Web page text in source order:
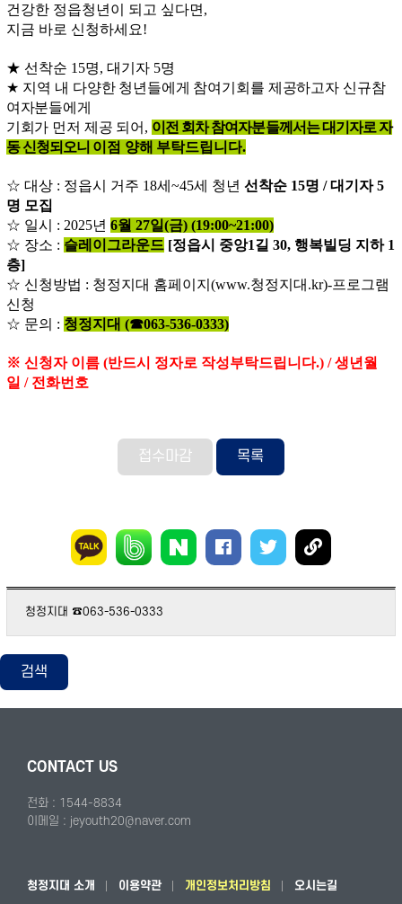
건강한 정읍청년이 되고 싶다면,
지금 바로 신청하세요!
★ 선착순 15명, 대기자 5명
★ 지역 내 다양한 청년들에게 참여기회를 제공하고자 신규참
여자분들에게
기회가 먼저 제공 되어 , 이전 회차 참여자분들께서는 대기자로 자
동 신청되오니 이점 양해 부탁드립니다.
☆ 대상 : 정읍시 거주 18세 ~45세 청년 선착순 15명 /대기자5
명 모집
☆ 일시 : 2025년 6월 27일(금) (19:00~21:00)
☆ 장소 : 슬레이그라운드[정읍시 중앙1길 30, 행복빌딩 지하 1
층]
☆ 신청방법 : 청정지대 홈페이지 (www.청정지대 .kr)-프로그램
신청
☆ 문의 : 청정지대 (☎063-536-0333)
※ 신청자 이름 (반드시 정자로 작성부탁드립니다.) /생년월
일 / 전화번호
접수마감 목록
청정지대 ☎063-536-0333
검색
CONTACT US
전화 : 1544-8834
이메일 : jeyouth20@naver.com
청정지대 소개 이용약관 개인정보처리방침 오시는길